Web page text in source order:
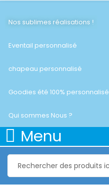
Nos sublimes réalisations !
Eventail personnalisé
chapeau personnalisé
Goodies été 100% personnalisé
Qui sommes Nous ?
Menu